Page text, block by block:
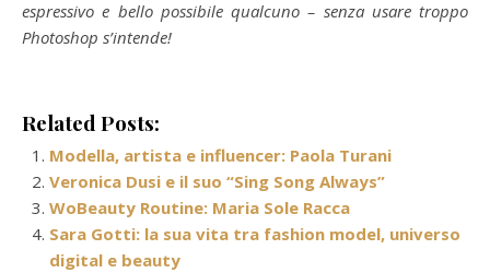
espressivo e bello possibile qualcuno – senza usare troppo
Photoshop s’intende!
Related Posts:
Modella, artista e influencer: Paola Turani
Veronica Dusi e il suo “Sing Song Always”
WoBeauty Routine: Maria Sole Racca
Sara Gotti: la sua vita tra fashion model, universo
digital e beauty